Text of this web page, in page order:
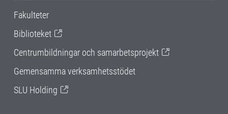
Fakulteter
Biblioteket
Centrumbildningar och samarbetsprojekt
Gemensamma verksamhetsstödet
SLU Holding